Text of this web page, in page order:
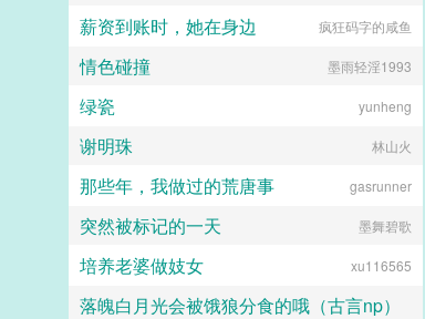
my935005
薪资到账时，她在身边 疯狂码字的咸鱼
情色碰撞 墨雨轻淫1993
绿瓷 yunheng
谢明珠 林山火
那些年，我做过的荒唐事 gasrunner
突然被标记的一天 墨舞碧歌
培养老婆做妓女 xu116565
落魄白月光会被饿狼分食的哦（古言np）